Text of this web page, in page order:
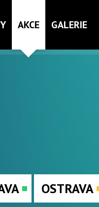
AKCE GALERIE
OSTRAVA